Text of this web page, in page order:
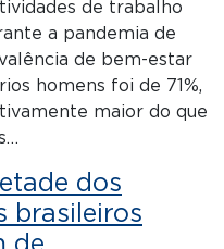
de trabalho
a pandemia de
de bem-estar
homens foi de 71%,
maior do que
dos
brasileiros